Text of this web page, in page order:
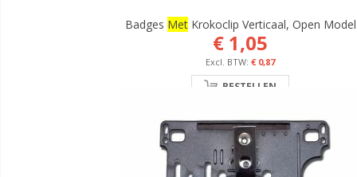
Badges MetKrokoclip Verticaal, Open Model
€ 1,05
€ 0,87
BESTELLEN